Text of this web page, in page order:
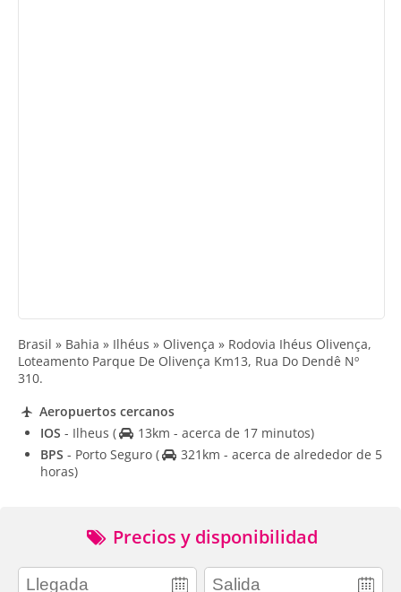
Brasil » Bahia » Ilhéus » Olivença » Rodovia Ihéus Olivença,
Loteamento Parque De Olivença Km13, Rua Do Dendê Nº
310.
Aeropuertos cercanos
IOS - Ilheus (
13km - acerca de 17 minutos)
BPS - Porto Seguro (
321km - acerca de alrededor de 5
horas)
Precios y disponibilidad